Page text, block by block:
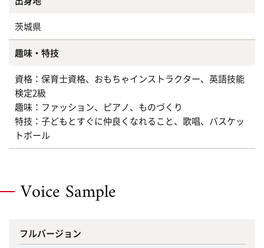
茨城県
趣味・特技
資格：保育士資格、おもちゃインストラクター、英語技能
検定2級
趣味：ファッション、ピアノ、ものづくり
特技：子どもとすぐに仲良くなれること、歌唱、バスケッ
トボール
Voice Sample
フルバージョン